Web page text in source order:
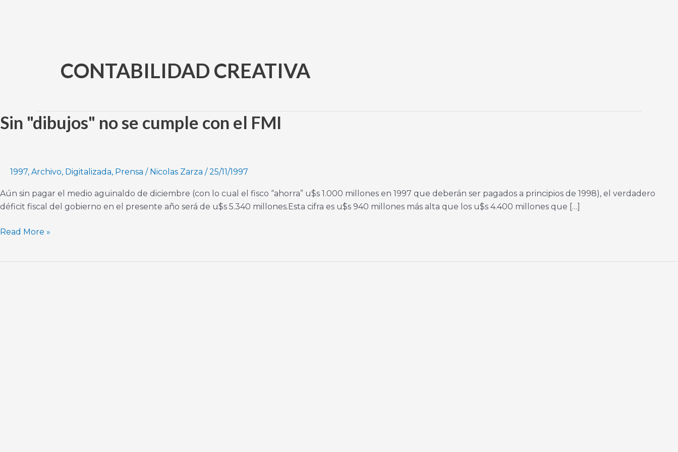
CONTABILIDAD CREATIVA
Sin "dibujos" no se cumple con el FMI
1997, Archivo, Digitalizada, Prensa / Nicolas Zarza /25/11/1997
Aún sin pagar el medio aguinaldo de diciembre (con lo cual el fisco “ahorra” u$s 1.000 millones en 1997 que deberán ser pagados a principios de 1998), el verdadero
déficit fiscal del gobierno en el presente año será de u$s 5.340 millones.Esta cifra es u$s 940 millones más alta que los u$s 4.400 millones que […]
Sin
"dibujos"
cumple
el
FMI
Read More »